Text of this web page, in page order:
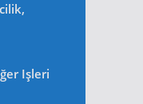
Işleri